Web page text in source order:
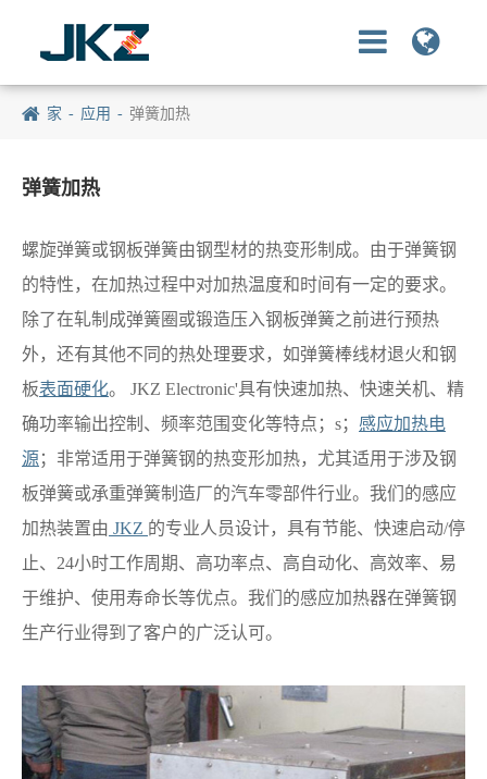
家 应用 弹簧加热
弹簧加热
螺旋弹簧或钢板弹簧由钢型材的热变形制成。由于弹簧钢
的特性，在加热过程中对加热温度和时间有一定的要求。
除了在轧制成弹簧圈或锻造压入钢板弹簧之前进行预热
外，还有其他不同的热处理要求，如弹簧棒线材退火和钢
板表面硬化。 JKZ Electronic'具有快速加热、快速关机、精
确功率输出控制、频率范围变化等特点；s； 感应加热电
源 ；非常适用于弹簧钢的热变形加热，尤其适用于涉及钢
板弹簧或承重弹簧制造厂的汽车零部件行业。我们的感应
加热装置由 JKZ 的专业人员设计，具有节能、快速启动/停
止、24小时工作周期、高功率点、高自动化、高效率、易
于维护、使用寿命长等优点。我们的感应加热器在弹簧钢
生产行业得到了客户的广泛认可。